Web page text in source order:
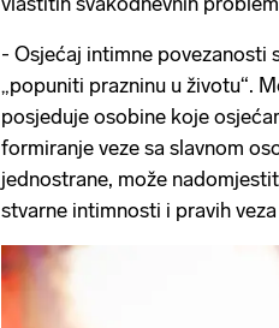
- Osjećaj intimne povezanosti
„popuniti prazninu u životu“.
posjeduje osobine koje
formiranje veze sa slavnom
jednostrane, može
stvarne intimnosti i pravih